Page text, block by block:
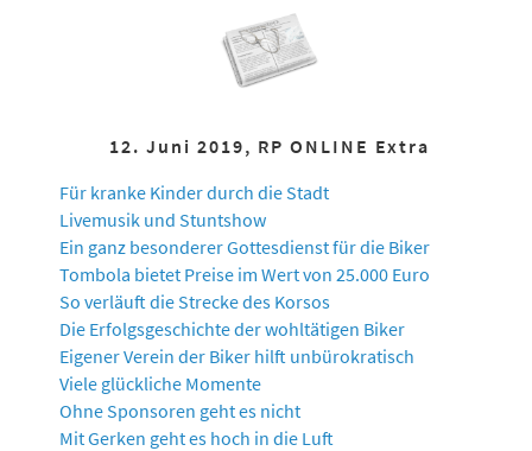
12. Juni 2019, RP ONLINE Extra
Für kranke Kinder durch die Stadt
Livemusik und Stuntshow
Ein ganz besonderer Gottesdienst für die Biker
Tombola bietet Preise im Wert von 25.000 Euro
So verläuft die Strecke des Korsos
Die Erfolgsgeschichte der wohltätigen Biker
Eigener Verein der Biker hilft unbürokratisch
Viele glückliche Momente
Ohne Sponsoren geht es nicht
Mit Gerken geht es hoch in die Luft